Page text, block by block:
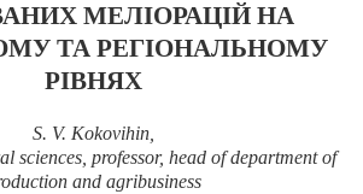
МЕЛІОРАЦІЙ НА
ТА РЕГІОНАЛЬНОМУ
РІВНЯХ
S. V. Kokovihin
sciences, professor, head ofdepartment of
and agribusiness